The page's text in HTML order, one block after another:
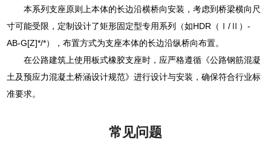
本系列支座原则上本体的长边沿横桥向安装，考虑到桥梁横向尺
寸可能受限，定制设计了矩形固定型专用系列（如HDR（Ⅰ/Ⅱ）-
AB-G[Z]*/*），布置方式为支座本体的长边沿纵桥向布置。
在公路建筑上使用板式橡胶支座时，应严格遵循《公路钢筋混凝
土及预应力混凝土桥涵设计规范》进行设计与安装，确保符合行业标
准要求。
常见问题